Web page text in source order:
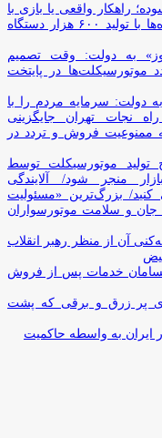
راهکار واقعی یا بازی با
منابع کشور؟ / جایگزینی کامل فرسوده‌ها با تولید ۶۰۰ هزار دستگاه
به دولت: وقت تصمیم
در پایتخت
دولت: سرمایه مردم را با
نجات تهران جایگزینی
ممنوعیت فروش و تردد در
تولید موتورسیکلت توسط
منجر شود/ آلایندگی
بزرگ‌ترین «مسئولیت
جان و سلامت موتورسواران
آن از منظر رهبر انقلاب
خدمات پس از فروش
پر زرق‌ و برقی که پشت
ایران به واسطه حاکمیت